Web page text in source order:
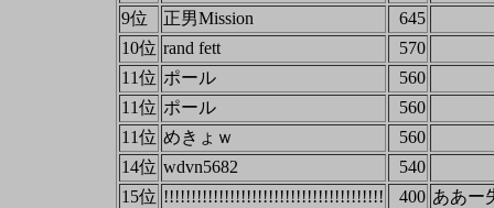
9位
正男Mission
645
10位 rand fett
570
11位 ポール
560
11位 ポール
560
11位 めきょｗ
560
14位 wdvn5682
540
15位 !!!!!!!!!!!!!!!!!!!!!!!!!!!!!!!!!!!!!!!! 400 ああー